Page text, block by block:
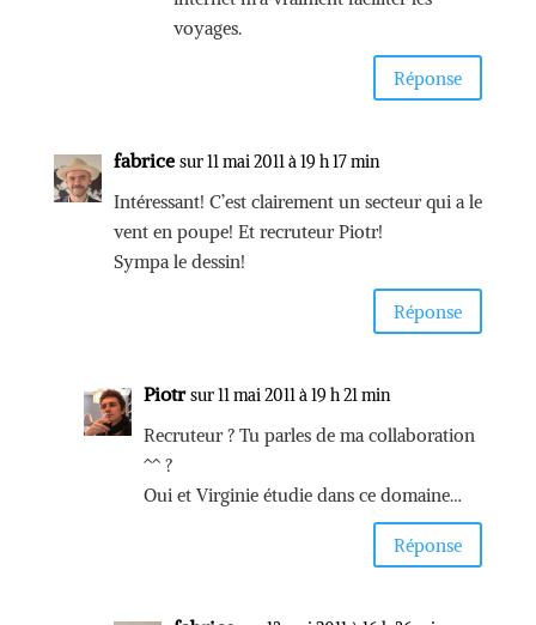
voyages.
Réponse
fabrice sur 11 mai 2011 à 19 h 17 min
Intéressant! C’est clairement un secteur qui a le
vent en poupe! Et recruteur Piotr!
Sympa le dessin!
Réponse
Piotr sur 11 mai 2011 à 19 h 21 min
Recruteur ? Tu parles de ma collaboration
^^ ?
Oui et Virginie étudie dans ce domaine…
Réponse